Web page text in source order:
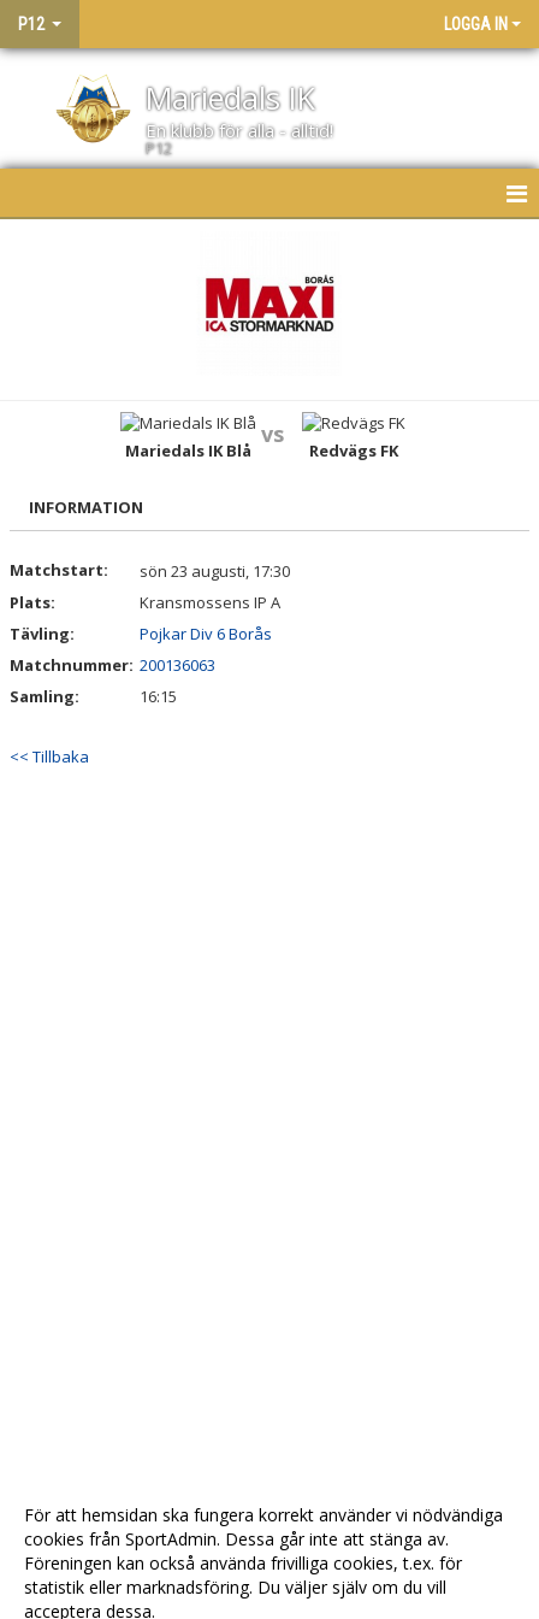
P12 LOGGA IN
Mariedals IK
En klubb för alla - alltid!
P12
BILDGALLERI
KONTAKT
Mariedals IK Blå
vs
Redvägs FK
INFORMATION
Matchstart:
sön 23 augusti, 17:30
Plats:
Kransmossens IP A
Tävling:
Pojkar Div 6 Borås
Matchnummer: 200136063
Samling:
16:15
<< Tillbaka
För att hemsidan ska fungera korrekt använder vi nödvändiga
cookies från SportAdmin. Dessa går inte att stänga av.
Föreningen kan också använda frivilliga cookies, t.ex. för
statistik eller marknadsföring. Du väljer själv om du vill
acceptera dessa.